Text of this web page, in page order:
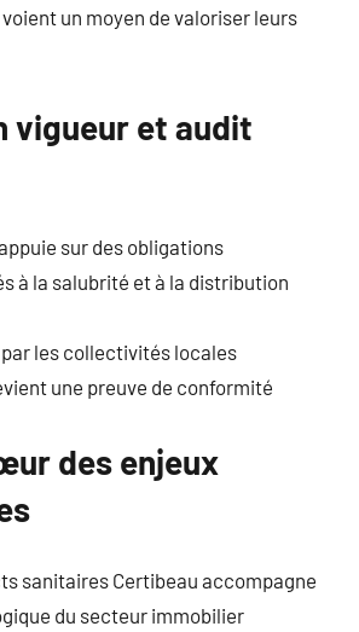
un moyen de valoriser leurs
vigueur et audit
sur des obligations
à la salubrité et à la distribution
les collectivités locales
une preuve de conformité
des enjeux
sanitaires Certibeau accompagne
du secteur immobilier